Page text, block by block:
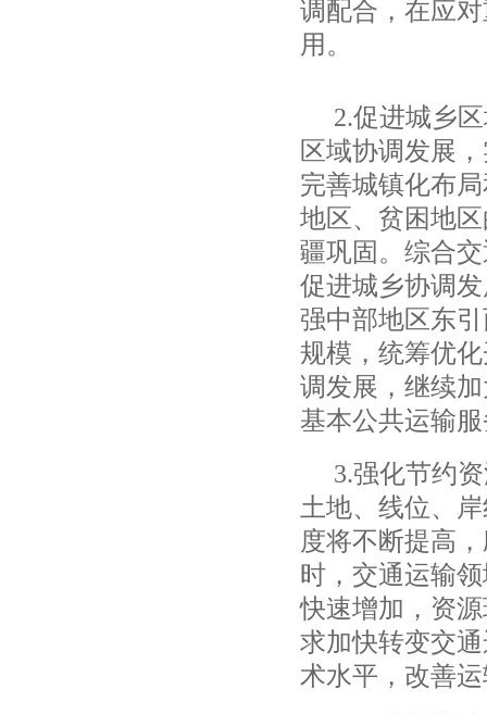
调配合，在应
用。
2.促进城乡
区域协调发展
完善城镇化布
地区、贫困地
疆巩固。综合
促进城乡协调
强中部地区东
规模，统筹优
调发展，继续
基本公共运输
3.强化节约
土地、线位、
度将不断提高
时，交通运输
快速增加，资
求加快转变交
术水平，改善